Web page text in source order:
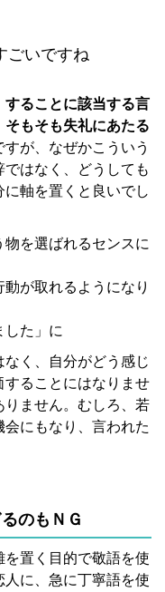
ごいですね
することに該当する言
もそも失礼にあたる
が、なぜかこういう
はなく、どうしても
軸を置くと良いでし
物を選ばれるセンスに
動が取れるようになり
した」に
く、自分がどう感じ
ることにはなりませ
りません。むしろ、若
にもなり、言われた
のもＮＧ
を置く目的で敬語を使
人に、急に丁寧語を使